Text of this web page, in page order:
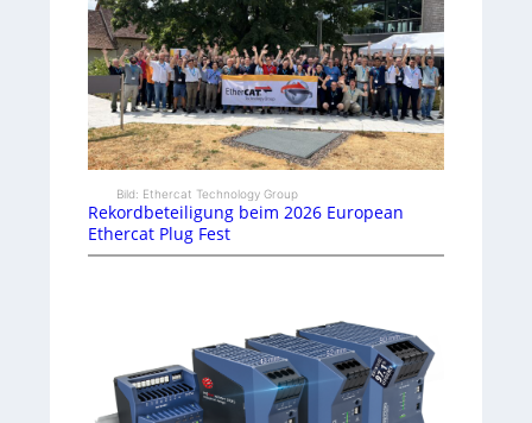
Bild: Ethercat Technology Group
Rekordbeteiligung beim 2026 European
Ethercat Plug Fest